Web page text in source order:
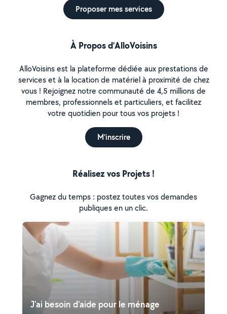
Proposer mes services
À Propos d’AlloVoisins
AlloVoisins est la plateforme dédiée aux prestations de
services et à la location de matériel à proximité de chez
vous ! Rejoignez notre communauté de 4,5 millions de
membres, professionnels et particuliers, et facilitez
votre quotidien pour tous vos projets !
M'inscrire
Réalisez vos Projets !
Gagnez du temps : postez toutes vos demandes
publiques en un clic.
J'ai besoin d'aide pour le ménage